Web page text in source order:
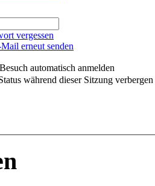
vergessen
erneut senden
automatisch anmelden
während dieser Sitzung verbergen